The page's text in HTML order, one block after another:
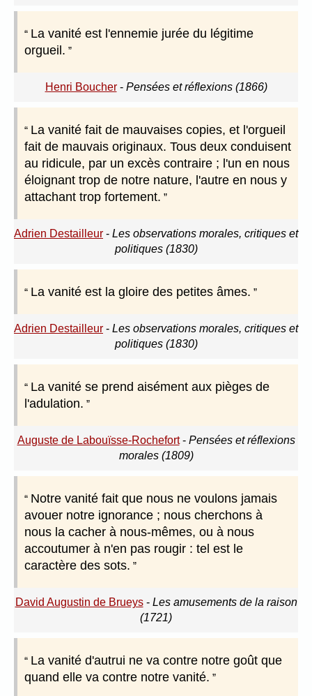
La vanité est l'ennemie jurée du légitime
orgueil.
Henri Boucher- Pensées et réflexions (1866)
La vanité fait de mauvaises copies, et l'orgueil
fait de mauvais originaux. Tous deux conduisent
au ridicule, par un excès contraire ; l'un en nous
éloignant trop de notre nature, l'autre en nous y
attachant trop fortement.
Adrien Destailleur - Les observations morales, critiques et
politiques (1830)
La vanité est la gloire des petites âmes.
Adrien Destailleur - Les observations morales, critiques et
politiques (1830)
La vanité se prend aisément aux pièges de
l'adulation.
Auguste de Labouïsse-Rochefort- Pensées et réflexions
morales (1809)
Notre vanité fait que nous ne voulons jamais
avouer notre ignorance ; nous cherchons à
nous la cacher à nous-mêmes, ou à nous
accoutumer à n'en pas rougir : tel est le
caractère des sots.
David Augustin de Brueys- Les amusements de la raison
(1721)
La vanité d'autrui ne va contre notre goût que
quand elle va contre notre vanité.